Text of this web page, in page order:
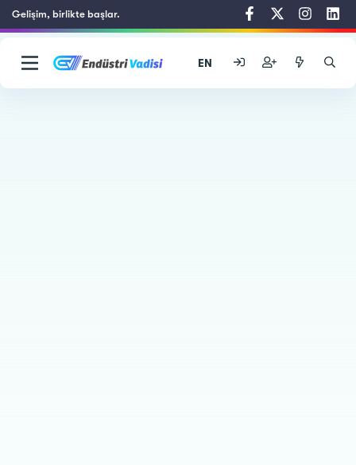
Gelişim, birlikte başlar.
EN